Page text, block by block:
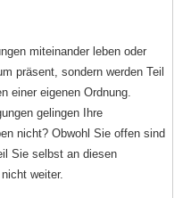
miteinander leben oder
präsent, sondern werden Teil
einer eigenen Ordnung.
gelingen Ihre
nicht? Obwohl Sie offen sind
Sie selbst an diesen
weiter.